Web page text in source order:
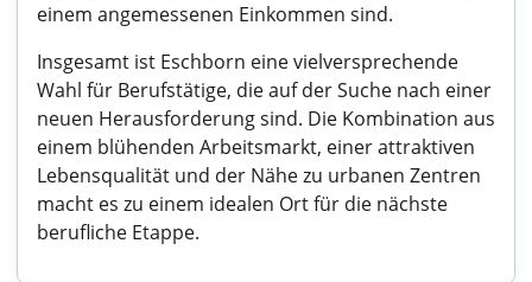
einem angemessenen Einkommen sind.
Insgesamt ist Eschborn eine vielversprechende
Wahl für Berufstätige, die auf der Suche nach einer
neuen Herausforderung sind. Die Kombination aus
einem blühenden Arbeitsmarkt, einer attraktiven
Lebensqualität und der Nähe zu urbanen Zentren
macht es zu einem idealen Ort für die nächste
berufliche Etappe.